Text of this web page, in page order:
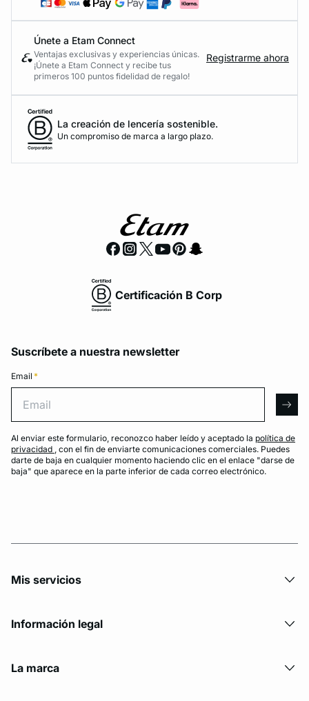
Únete a Etam Connect
Ventajas exclusivas y experiencias únicas.
¡Únete a Etam Connect y recibe tus
primeros 100 puntos fidelidad de regalo!
Registrarme ahora
La creación de lencería sostenible.
Un compromiso de marca a largo plazo.
Certificación B Corp
Suscríbete a nuestra newsletter
Email *
Al enviar este formulario, reconozco haber leído y aceptado la política de
privacidad , con el fin de enviarte comunicaciones comerciales. Puedes
darte de baja en cualquier momento haciendo clic en el enlace "darse de
baja" que aparece en la parte inferior de cada correo electrónico.
Mis servicios
Información legal
La marca